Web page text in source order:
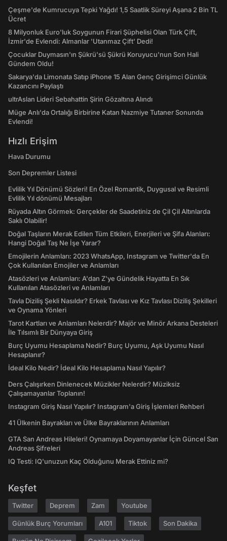
Çeşme'de Kumrucuya Tepki Yağdı! 1,5 Saatlik Süreyi Aşana 2 Bin TL
Ücret
8 Milyonluk Euro'luk Soygunun Firari Şüphelisi Olan Türk Çift,
İzmir'de Evlendi: Almanlar 'Utanmaz Çift' Dedi!
Çocuklar Duymasın'ın Şükrü'sü Şükrü Koruyucu'nun Son Hali
Gündem Oldu!
Sakarya'da Limonata Satıp iPhone 15 Alan Genç Girişimci Günlük
Kazancını Paylaştı
ultrAslan Lideri Sebahattin Şirin Gözaltına Alındı
Müge Anlı'da Ortalığı Birbirine Katan Nazmiye Tutaner Sonunda
Evlendi!
Hızlı Erişim
Hava Durumu
Son Depremler Listesi
Evlilik Yıl Dönümü Sözleri! En Özel Romantik, Duygusal ve Resimli
Evlilik Yıl dönümü Mesajları
Rüyada Altın Görmek: Gerçekler de Saadetiniz de Çil Çil Altınlarda
Saklı Olabilir!
Doğal Taşların Merak Edilen Tüm Etkileri, Enerjileri ve Şifa Alanları:
Hangi Doğal Taş Ne İşe Yarar?
Emojilerin Anlamları: 2023 WhatsApp, Instagram ve Twitter'da En
Çok Kullanılan Emojiler ve Anlamları
Atasözleri ve Anlamları: A'dan Z'ye Gündelik Hayatta En Sık
Kullanılan Atasözleri ve Anlamları
Tavla Diziliş Şekli Nasıldır? Erkek Tavlası ve Kız Tavlası Diziliş Şekilleri
ve Oynama Yönleri
Tarot Kartları ve Anlamları Nelerdir? Majör ve Minör Arkana Desteleri
İle Tılsımlı Bir Dünyaya Giriş
Burç Uyumu Hesaplama Nedir? Burç Uyumu, Aşk Uyumu Nasıl
Hesaplanır?
İdeal Kilo Nedir? İdeal Kilo Hesaplama Nasıl Yapılır?
Ders Çalışırken Dinlenecek Müzikler Nelerdir? Müziksiz
Çalışamayanlar Toplanın!
Instagram Giriş Nasıl Yapılır? Instagram'a Giriş İşlemleri Rehberi
41 Ülkenin Bayrakları ve Ülke Bayraklarının Anlamları
GTA San Andreas Hileleri! Oynamaya Doyamayanlar İçin Güncel San
Andreas Şifreleri
IQ Testi: IQ'unuzun Kaç Olduğunu Merak Ettiniz mi?
Keşfet
Twitter Deprem Zam Youtube
Günlük Burç Yorumları A101 Tiktok Son Dakika